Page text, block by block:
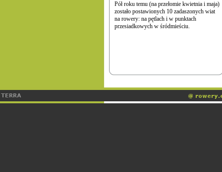
Pół roku temu (na przełomie kwietnia i maja)
zostało postawionych 10 zadaszonych wiat
na rowery: na pętlach i w punktach
przesiadkowych w śródmieściu.